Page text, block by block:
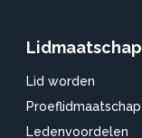
Lidmaatschap
Lid worden
Proeflidmaatschap
Ledenvoordelen